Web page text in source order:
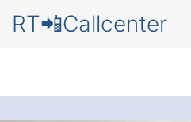
RT📲Callcenter